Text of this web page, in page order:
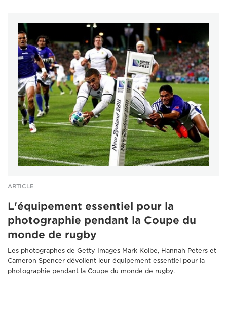
ARTICLE
L'équipement essentiel pour la
photographie pendant la Coupe du
monde de rugby
Les photographes de Getty Images Mark Kolbe, Hannah Peters et
Cameron Spencer dévoilent leur équipement essentiel pour la
photographie pendant la Coupe du monde de rugby.